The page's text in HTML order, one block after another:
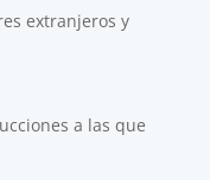
extranjeros y
a las que